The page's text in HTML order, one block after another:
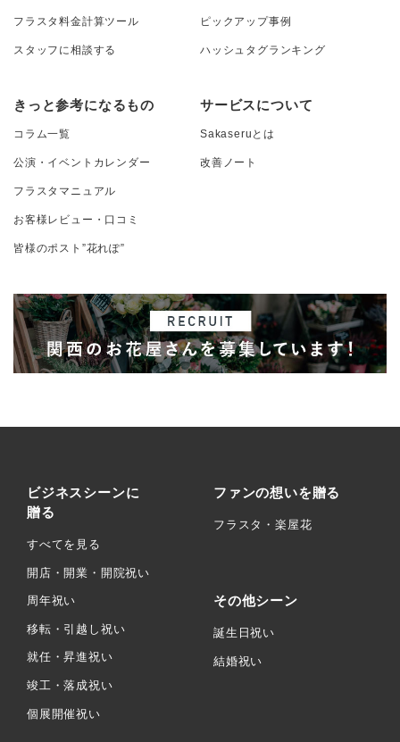
フラスタ料金計算ツール
スタッフに相談する
ピックアップ事例
ハッシュタグランキング
きっと参考になるもの
コラム一覧
公演・イベントカレンダー
フラスタマニュアル
お客様レビュー・口コミ
皆様のポスト”花れぽ”
サービスについて
Sakaseruとは
改善ノート
ビジネスシーンに
贈る
すべてを見る
開店・開業・開院祝い
周年祝い
移転・引越し祝い
就任・昇進祝い
竣工・落成祝い
個展開催祝い
ファンの想いを贈る
フラスタ・楽屋花
その他シーン
誕生日祝い
結婚祝い